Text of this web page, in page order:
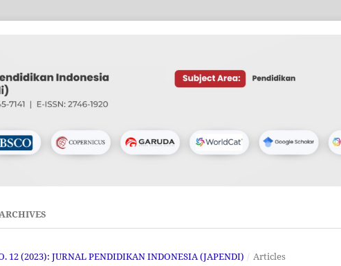
12 (2023): JURNAL PENDIDIKAN INDONESIA (JAPENDI) / Articles